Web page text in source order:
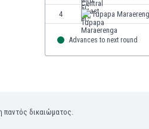
4 Tupapa
Advances to next round
δικαιώματος.